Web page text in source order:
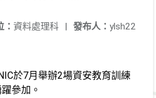
發布人： ylsh22
： 資料處理科 |
於7月舉辦2場資安教育訓練
參加。